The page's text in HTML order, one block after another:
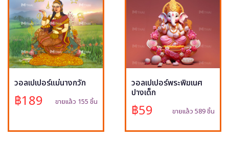
วอลเปเปอร์แม่นางกวัก
฿189 ขายแล้ว 155 ชิ้น
วอลเปเปอร์พระพิฆเนศ
ปางเด็ก
฿59 ขายแล้ว 589 ชิ้น